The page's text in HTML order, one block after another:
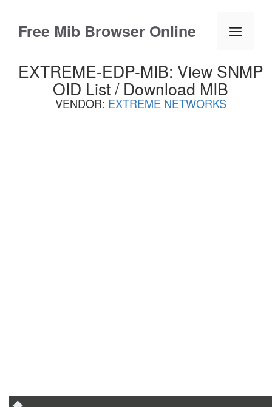
contentFree Mib Browser Online Menu
EXTREME-EDP-MIB: View SNMP
OID List / Download MIB
VENDOR: EXTREME NETWORKS